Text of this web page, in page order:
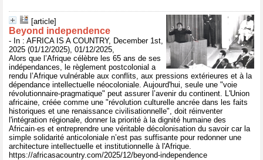
[article]
Beyond independence
- In : AFRICA IS A COUNTRY, December 1st,
2025 (01/12/2025), 01/12/2025,
Alors que l’Afrique célèbre les 65 ans de ses
indépendances, le règlement postcolonial a
rendu l’Afrique vulnérable aux conflits, aux pressions extérieures et à la
dépendance intellectuelle néocoloniale. Aujourd'hui, seule une "voie
révolutionnaire-pragmatique" peut assurer l’avenir du continent. L'Union
africaine, créée comme une "révolution culturelle ancrée dans les faits
historiques et une renaissance civilisationnelle", doit réinventer
l'intégration régionale, donner la priorité à la dignité humaine des
Africain·es et entreprendre une véritable décolonisation du savoir car la
simple solidarité anticoloniale n’est pas suffisante pour redonner une
architecture intellectuelle et institutionnelle à l'Afrique.
https://africasacountry.com/2025/12/beyond-independence